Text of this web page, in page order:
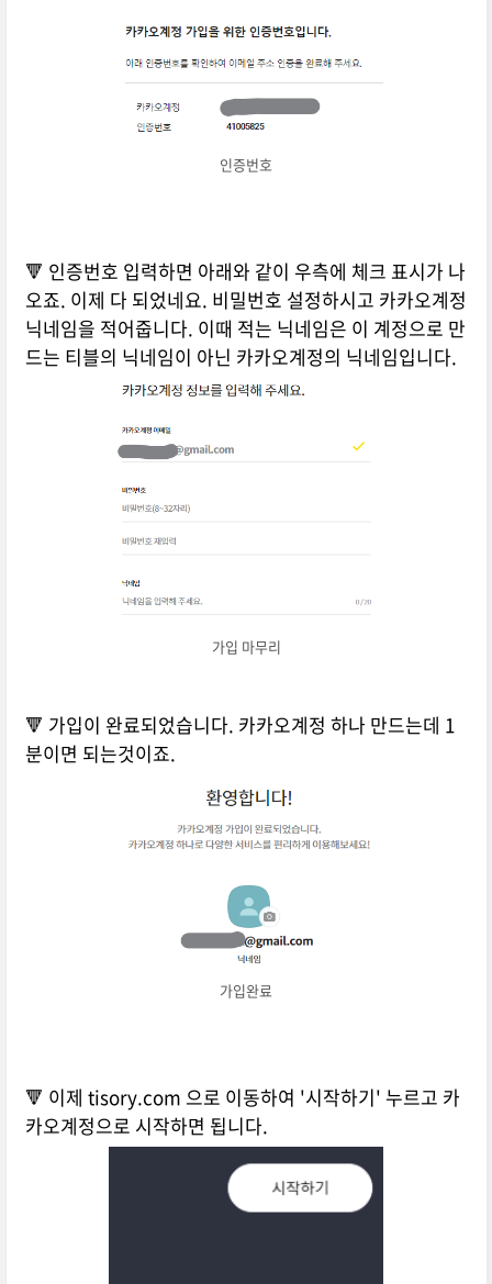
인증번호
🔻 인증번호 입력하면 아래와 같이 우측에 체크 표시가 나
오죠. 이제 다 되었네요. 비밀번호 설정하시고 카카오계정
닉네임을 적어줍니다. 이때 적는 닉네임은 이 계정으로 만
드는 티블의 닉네임이 아닌 카카오계정의 닉네임입니다.
가입 마무리
🔻 가입이 완료되었습니다. 카카오계정 하나 만드는데 1
분이면 되는것이죠.
가입완료
🔻 이제 tisory.com 으로 이동하여 '시작하기' 누르고 카
카오계정으로 시작하면 됩니다.